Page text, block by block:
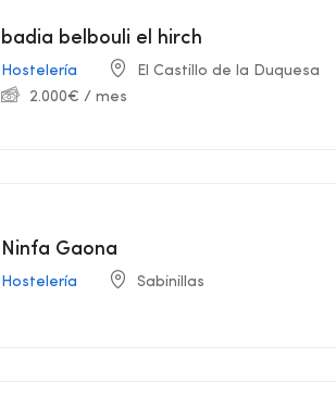
badia belbouli el hirch
Hostelería
El Castillo de la Duquesa
2.000€ / mes
Ninfa Gaona
Hostelería Sabinillas